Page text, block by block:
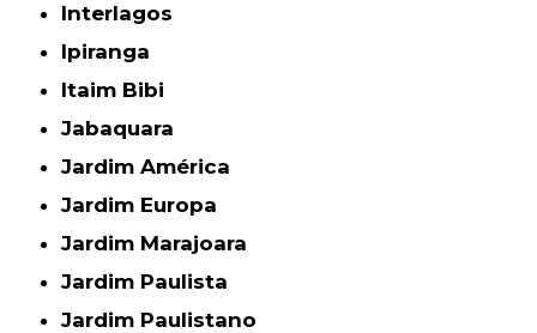
Interlagos
Ipiranga
Itaim Bibi
Jabaquara
Jardim América
Jardim Europa
Jardim Marajoara
Jardim Paulista
Jardim Paulistano